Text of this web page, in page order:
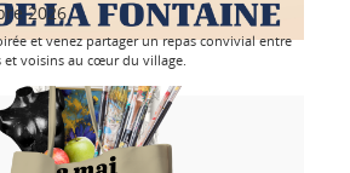
2026
et venez partager un repas convivial entre
et voisins au cœur du village.